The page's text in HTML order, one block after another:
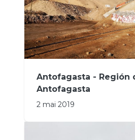
Antofagasta - Región
Antofagasta
2 mai 2019